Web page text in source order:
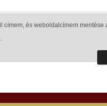
címem, és weboldalcímem